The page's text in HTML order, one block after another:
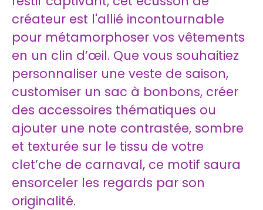
créateur est l'allié incontournable
pour métamorphoser vos vêtements
en un clin d’œil. Que vous souhaitiez
personnaliser une veste de saison,
customiser un sac à bonbons, créer
des accessoires thématiques ou
ajouter une note contrastée, sombre
et texturée sur le tissu de votre
clet’che de carnaval, ce motif saura
ensorceler les regards par son
originalité.